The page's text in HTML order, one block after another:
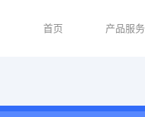
首页 产品服务